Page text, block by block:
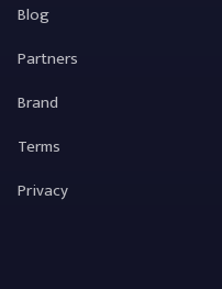
Blog
Partners
Brand
Terms
Privacy